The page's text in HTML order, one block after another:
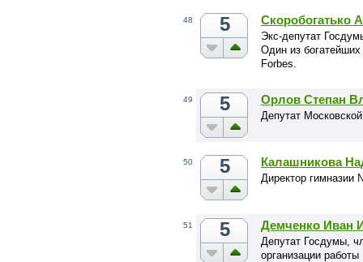
48 5 Скоробогатько
Экс-депутат
Один из
Forbes.
49 5 Орлов Степан
Депутат
50 5 Калашникова
Директор гимназии
51 5 Демченко Иван
Депутат Госдумы,
организации